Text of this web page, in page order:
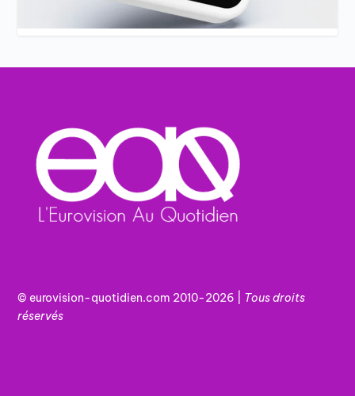
© eurovision-quotidien.com 2010-2026 | Tousdroits
réservés